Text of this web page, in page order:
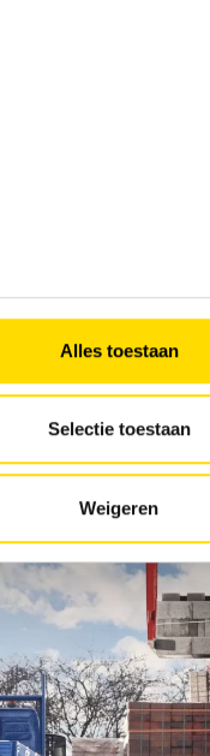
Alles toestaan
Selectie toestaan
Weigeren